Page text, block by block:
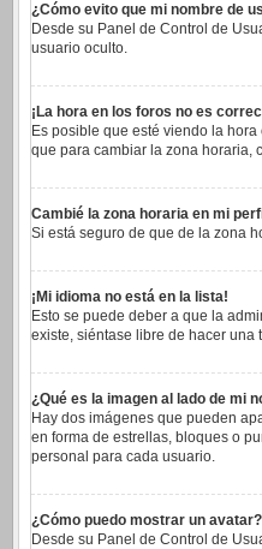
¿Cómo evito que mi nombre de
Desde su Panel de Control de
usuario oculto.
¡La hora en los foros no es
Es posible que esté viendo la
que para cambiar la zona horaria,
Cambié la zona horaria en mi
Si está seguro de que de la zona
¡Mi idioma no está en la lista!
Esto se puede deber a que la
existe, siéntase libre de hacer una
¿Qué es la imagen al lado de mi
Hay dos imágenes que pueden
en forma de estrellas, bloques o
personal para cada usuario.
¿Cómo puedo mostrar un avatar?
Desde su Panel de Control de